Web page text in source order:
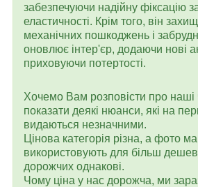
забезпечуючи надійну фіксацію
еластичності. Крім того, він
механічних пошкоджень і
оновлює інтер'єр, додаючи нові
приховуючи потертості.
Хочемо Вам розповісти про наші
показати деякі нюанси, які на
видаються незначними.
Цінова категорія різна, а фото
використовують для більш
дорожчих однакові.
Чому ціна у нас дорожча, ми